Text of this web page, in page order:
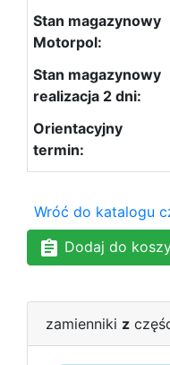
Wróć do katalogu
Dodaj do
zamienniki z